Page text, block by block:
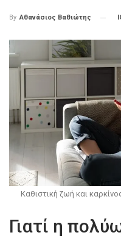
By Αθανάσιος Βαθιώτης
Καθιστική ζωή και
Γιατί η